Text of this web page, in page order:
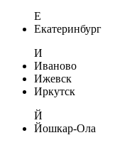
Е
Екатеринбург
И
Иваново
Ижевск
Иркутск
Й
Йошкар-Ола